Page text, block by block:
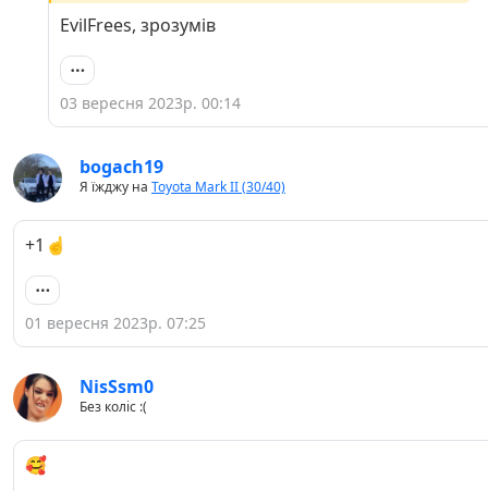
кому ліньки - то і розбиратись не будуть.
Пройдуть повз. Чисто порада з досвіду.
EvilFrees, зрозумів
03 вересня 2023р. 00:14
bogach19
Я їжджу на Toyota Mark II (30/40)
+1☝️
01 вересня 2023р. 07:25
NisSsm0
Без коліс :(
🥰